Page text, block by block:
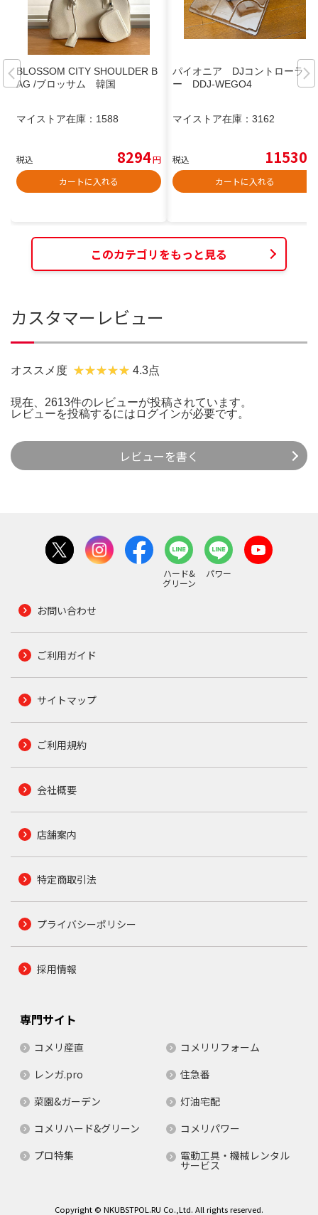
BLOSSOM CITY SHOULDER B
AG /ブロッサム 韓国
マイストア在庫： 1588
税込 8294円
カートに入れる
パイオニア DJコントローラ
ー DDJ-WEGO4
マイストア在庫： 3162
税込 11530
カートに入れる
このカテゴリをもっと見る
カスタマーレビュー
オススメ度 4.3点
現在、2613件のレビューが投稿されています。
レビューを投稿するには ログインが必要です。
レビューを書く
ハード&
グリーン
パワー
お問い合わせ
ご利用ガイド
サイトマップ
ご利用規約
会社概要
店舗案内
特定商取引法
プライバシーポリシー
採用情報
専門サイト
コメリ産直
コメリリフォーム
レンガ.pro
住急番
菜園&ガーデン
灯油宅配
コメリハード&グリーン
コメリパワー
プロ特集
電動工具・機械レンタル
サービス
Copyright © NKUBSTPOL.RU Co.,Ltd. All rights reserved.